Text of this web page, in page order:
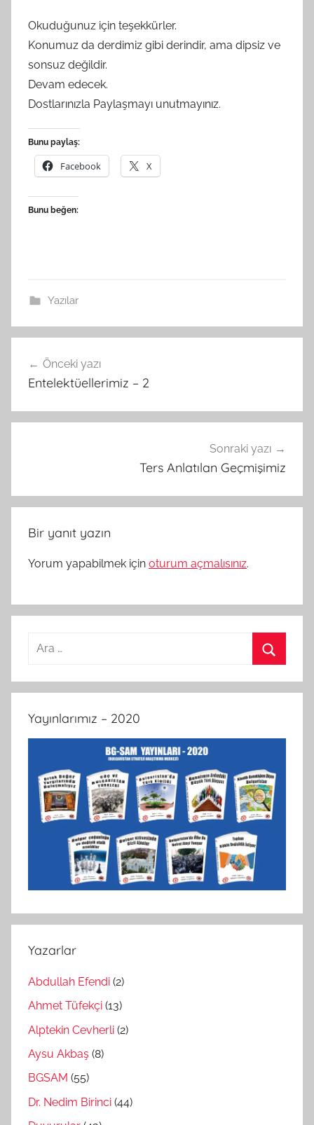
Okuduğunuz için teşekkürler.
Konumuz da derdimiz gibi derindir, ama dipsiz ve
sonsuz değildir.
Devam edecek.
Dostlarınızla Paylaşmayı unutmayınız.
Bunu paylaş:
Facebook X
Bunu beğen:
Yazılar
gezinmesi
Önceki yazı
Entelektüellerimiz – 2
Sonraki yazı
Ters Anlatılan Geçmişimiz
Bir yanıt yazın
Yorum yapabilmek için oturum açmalısınız.
Arama:
Yayınlarımız – 2020
Yazarlar
Abdullah Efendi (2)
Ahmet Tüfekçi (13)
Alptekin Cevherli (2)
Aysu Akbaş (8)
BGSAM (55)
Dr. Nedim Birinci (44)